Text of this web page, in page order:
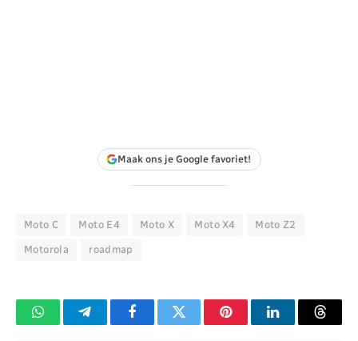
Maak ons je Google favoriet!
Moto C Moto E4 Moto X Moto X4 Moto Z2
Motorola roadmap
WhatsAppTelegramFacebookTwitter PinterestLinkedIn